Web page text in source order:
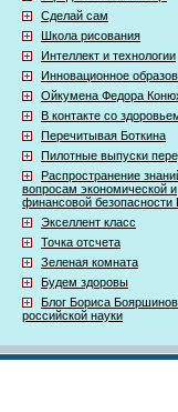
Сделай сам
Школа рисования
Интеллект и технологии
Инновационное
Ойкумена Федора
В контакте со
Перечитывая Боткина
Пилотные выпуски
Распространение
вопросам экономической и
финансовой безопасности
Экселлент класс
Точка отсчета
Зеленая комната
Будем здоровы
Блог Бориса
российской науки